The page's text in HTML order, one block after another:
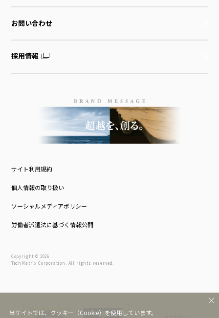
お問い合わせ
採用情報
サイト利用規約
個人情報の取り扱い
ソーシャルメディアポリシー
労働者派遣法に基づく情報公開
Copyright © 2026
TechMatrix Corporation. All rights reserved.
当サイトでは、クッキー（Cookie）を使用しています。